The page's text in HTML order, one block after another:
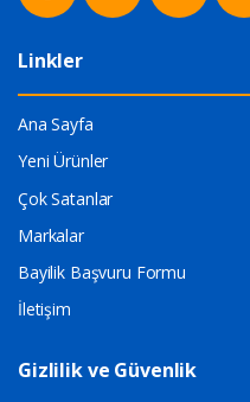
Linkler
Ana Sayfa
Yeni Ürünler
Çok Satanlar
Markalar
Bayilik Başvuru Formu
İletişim
Gizlilik ve Güvenlik